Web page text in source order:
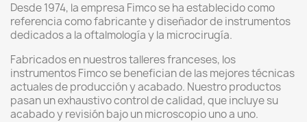
Desde 1974, la empresa Fimco se ha establecido como
referencia como fabricante y diseñador de instrumentos
dedicados a la oftalmología y la microcirugía.
Fabricados en nuestros talleres franceses, los
instrumentos Fimco se benefician de las mejores técnicas
actuales de producción y acabado. Nuestro productos
pasan un exhaustivo control de calidad, que incluye su
acabado y revisión ​​bajo un microscopio uno a uno.